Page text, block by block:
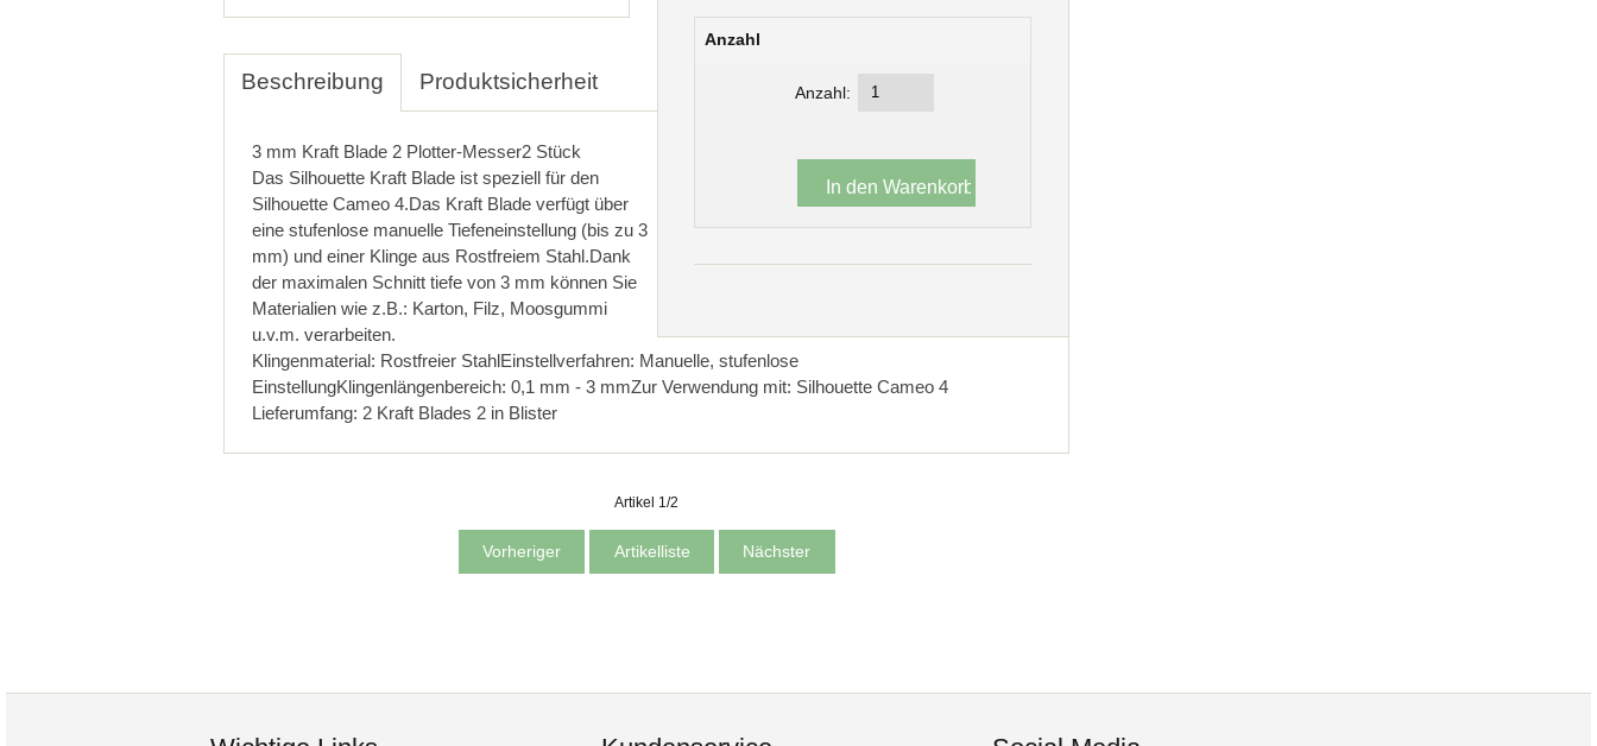
Anzahl
Anzahl:
Beschreibung Produktsicherheit
3 mm Kraft Blade 2 Plotter-Messer2 Stück
Das Silhouette Kraft Blade ist speziell für den
Silhouette Cameo 4.Das Kraft Blade verfügt über
eine stufenlose manuelle Tiefeneinstellung (bis zu 3
mm) und einer Klinge aus Rostfreiem Stahl.Dank
der maximalen Schnitt tiefe von 3 mm können Sie
Materialien wie z.B.: Karton, Filz, Moosgummi
u.v.m. verarbeiten.
Klingenmaterial: Rostfreier StahlEinstellverfahren: Manuelle, stufenlose
EinstellungKlingenlängenbereich: 0,1 mm - 3 mmZur Verwendung mit: Silhouette Cameo 4
Lieferumfang: 2 Kraft Blades 2 in Blister
Artikel 1/2
Vorheriger Artikelliste Nächster